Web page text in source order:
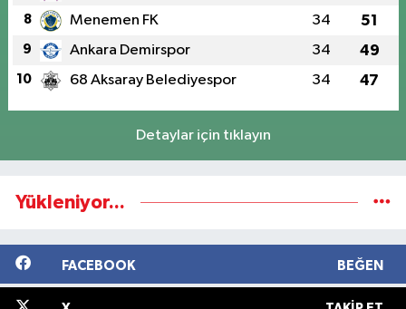
8 Menemen FK 34 51
9 Ankara Demirspor 34 49
10 68 Aksaray Belediyespor 34 47
Detaylar için tıklayın
Yükleniyor...
FACEBOOK BEĞEN